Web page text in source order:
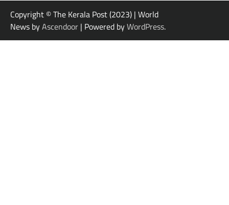
Copyright © The Kerala Post (2023) | World
News byAscendoor | Powered byWordPress.